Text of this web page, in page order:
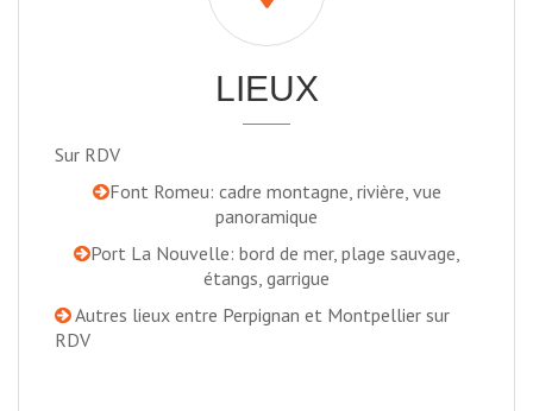
LIEUX
Sur RDV
Font Romeu: cadre montagne, rivière, vue
panoramique
Port La Nouvelle: bord de mer, plage sauvage,
étangs, garrigue
Autres lieux entre Perpignan et Montpellier sur
RDV